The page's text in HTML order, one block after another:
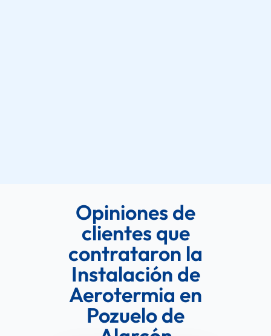
Opiniones de
clientes que
contrataron la
Instalación de
Aerotermia en
Pozuelo de